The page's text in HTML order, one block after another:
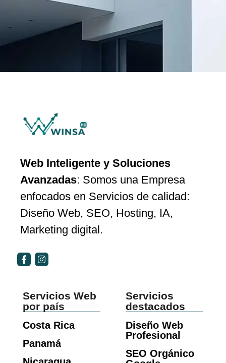
Web Inteligente y Soluciones
Avanzadas: Somos una Empresa
enfocados en Servicios de calidad:
Diseño Web, SEO, Hosting, IA,
Marketing digital.
Servicios Web
por país
Costa Rica
Panamá
Servicios
destacados
Diseño Web
Profesional
SEO Orgánico